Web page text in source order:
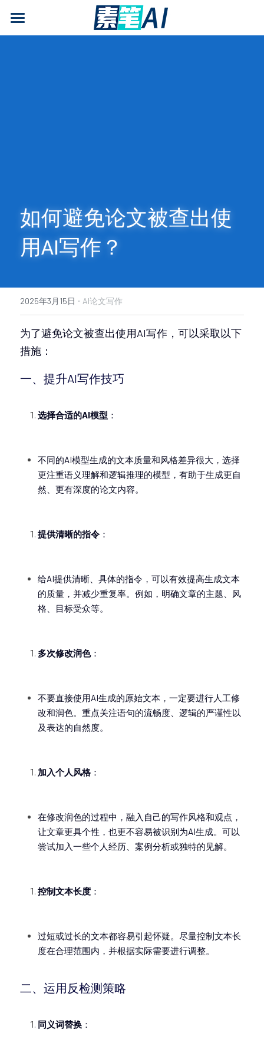
AI论文写作
免费福利
如何避免论文被查出使
用AI写作？
2025年3月15日 · AI论文写作
为了避免论文被查出使用AI写作，可以采取以下
措施：
一、提升AI写作技巧
选择合适的AI模型 ：
不同的AI模型生成的文本质量和风格差异很大，选择
更注重语义理解和逻辑推理的模型，有助于生成更自
然、更有深度的论文内容。
提供清晰的指令 ：
给AI提供清晰、具体的指令，可以有效提高生成文本
的质量，并减少重复率。例如，明确文章的主题、风
格、目标受众等。
多次修改润色：
不要直接使用AI生成的原始文本，一定要进行人工修
改和润色。重点关注语句的流畅度、逻辑的严谨性以
及表达的自然度。
加入个人风格：
在修改润色的过程中，融入自己的写作风格和观点，
让文章更具个性，也更不容易被识别为AI生成。可以
尝试加入一些个人经历、案例分析或独特的见解。
控制文本长度 ：
过短或过长的文本都容易引起怀疑。尽量控制文本长
度在合理范围内，并根据实际需要进行调整。
二、运用反检测策略
同义词替换 ：